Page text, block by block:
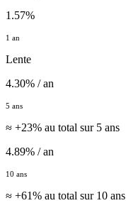
1.57%
1 an
Lente
4.30% / an
5 ans
≈ +23% au total sur 5 ans
4.89% / an
10 ans
≈ +61% au total sur 10 ans